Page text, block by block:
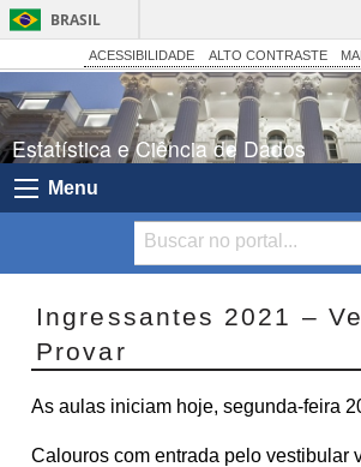
BRASIL
ACESSIBILIDADE ALTO CONTRASTE
Estatística e Ciência de Dados
Menu
Ingressantes 2021 –
Provar
As aulas iniciam hoje, segunda-feira
Calouros com entrada pelo vestibular